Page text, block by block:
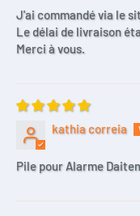
J'ai commandé via le
Le délai de livraison
Merci à vous.
kathia correia
Pile pour Alarme